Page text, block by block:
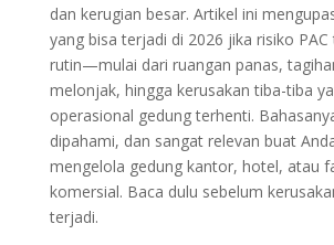
dan kerugian besar. Artikel ini
yang bisa terjadi di 2026 jika risiko
rutin—mulai dari ruangan panas,
melonjak, hingga kerusakan tiba-tiba
operasional gedung terhenti.
dipahami, dan sangat relevan buat
mengelola gedung kantor, hotel, atau
komersial. Baca dulu sebelum
terjadi.